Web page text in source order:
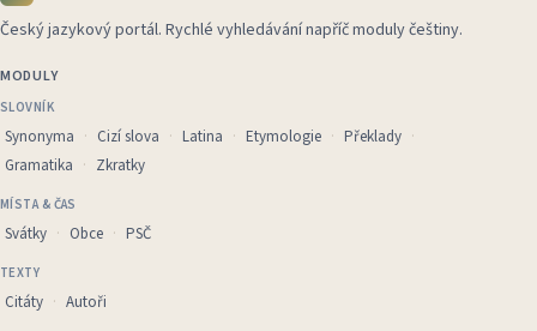
Český jazykový portál. Rychlé vyhledávání napříč moduly češtiny.
MODULY
SLOVNÍK
Synonyma Cizí slova Latina Etymologie
Překlady
Gramatika
Zkratky
MÍSTA & ČAS
Svátky Obce PSČ
TEXTY
Citáty Autoři